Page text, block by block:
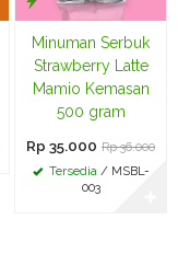
Minuman Serbuk
Strawberry Latte
Mamio Kemasan
500 gram
Rp 35.000 Rp 36.000
Tersedia/ MSBL-
003